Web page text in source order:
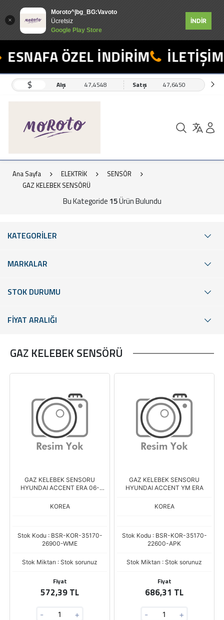
Moroto^|bg_BG:Vavoto
Ücretsiz
Google Play Store
İNDİR
ÖZEL İNDİRİM
$ Alış 47,4548 Satış 47,6450
Ana Sayfa ELEKTRİK
SENSÖR
GAZ KELEBEK SENSÖRÜ
Bu Kategoride 15Ürün Bulundu
KATEGORİLER
MARKALAR
STOK DURUMU
FİYAT ARALIĞI
GAZ KELEBEK SENSÖRÜ
GAZ KELEBEK SENSORU
HYUNDAI ACCENT ERA 06-
KOREA
Stok Kodu : BSR-KOR-35170-
26900-WME
Stok Miktarı : Stok sorunuz
Fiyat
572,39 TL
- +
GAZ KELEBEK SENSORU
HYUNDAI ACCENT YM ERA
KOREA
Stok Kodu : BSR-KOR-35170-
22600-APK
Stok Miktarı : Stok sorunuz
Fiyat
686,31 TL
- +